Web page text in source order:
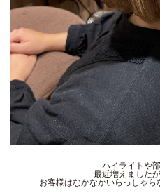
ハイライトや
最近増えました
お客様はなかなかいらっしゃら